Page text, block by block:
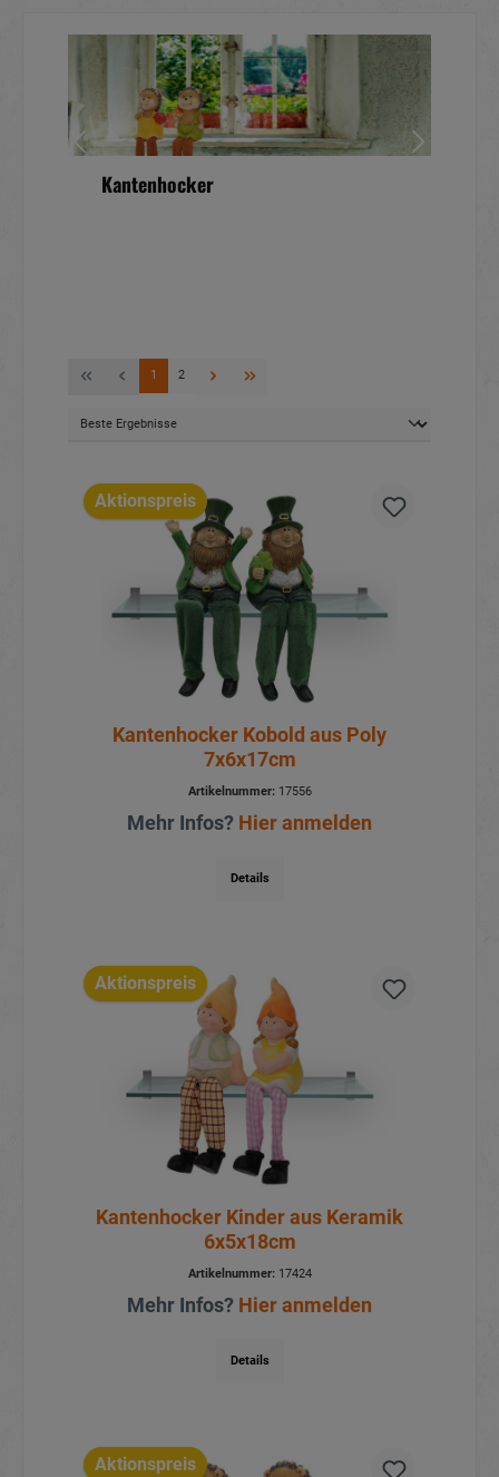
Kantenhocker
1 2
Aktionspreis
Kantenhocker Kobold aus Poly
7x6x17cm
Artikelnummer:17556
Mehr Infos? Hier anmelden
Details
Aktionspreis
Kantenhocker Kinder aus Keramik
6x5x18cm
Artikelnummer:17424
Mehr Infos? Hier anmelden
Details
Aktionspreis